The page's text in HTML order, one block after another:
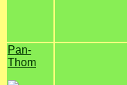
Pan-
Thom